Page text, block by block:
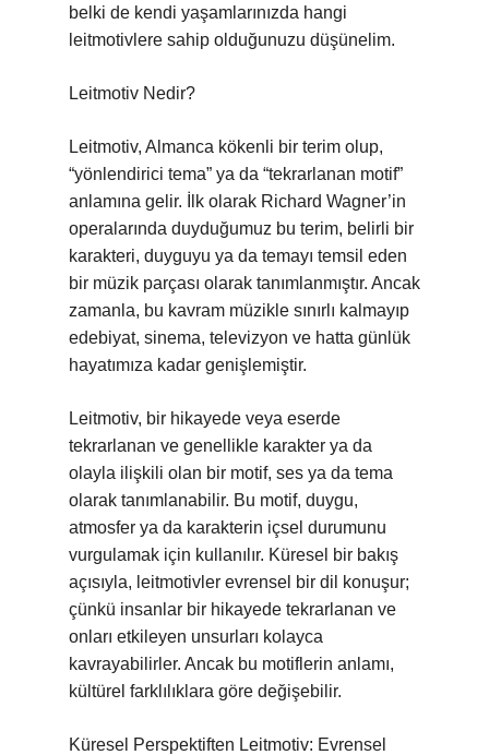
belki de kendi yaşamlarınızda hangi
leitmotivlere sahip olduğunuzu düşünelim.
Leitmotiv Nedir?
Leitmotiv, Almanca kökenli bir terim olup,
“yönlendirici tema” ya da “tekrarlanan motif”
anlamına gelir. İlk olarak Richard Wagner’in
operalarında duyduğumuz bu terim, belirli bir
karakteri, duyguyu ya da temayı temsil eden
bir müzik parçası olarak tanımlanmıştır. Ancak
zamanla, bu kavram müzikle sınırlı kalmayıp
edebiyat, sinema, televizyon ve hatta günlük
hayatımıza kadar genişlemiştir.
Leitmotiv, bir hikayede veya eserde
tekrarlanan ve genellikle karakter ya da
olayla ilişkili olan bir motif, ses ya da tema
olarak tanımlanabilir. Bu motif, duygu,
atmosfer ya da karakterin içsel durumunu
vurgulamak için kullanılır. Küresel bir bakış
açısıyla, leitmotivler evrensel bir dil konuşur;
çünkü insanlar bir hikayede tekrarlanan ve
onları etkileyen unsurları kolayca
kavrayabilirler. Ancak bu motiflerin anlamı,
kültürel farklılıklara göre değişebilir.
Küresel Perspektiften Leitmotiv: Evrensel